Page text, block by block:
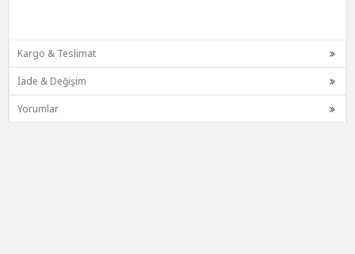
Kargo & Teslimat
İade & Değişim
Yorumlar